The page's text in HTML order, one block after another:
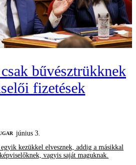
bűvésztrükknek
fizetések
június 3.
kezükkel elvesznek, addig a másikkal
vagyis saját maguknak.